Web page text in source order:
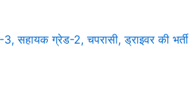
ग्रेड-2, चपरासी, ड्राइवर की भर्ती